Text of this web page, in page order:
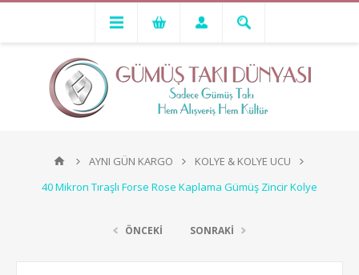
AYNI GÜN KARGO
KOLYE & KOLYE UCU
40 Mikron Tıraşlı Forse Rose Kaplama Gümüş Zincir Kolye
ÖNCEKİ SONRAKİ